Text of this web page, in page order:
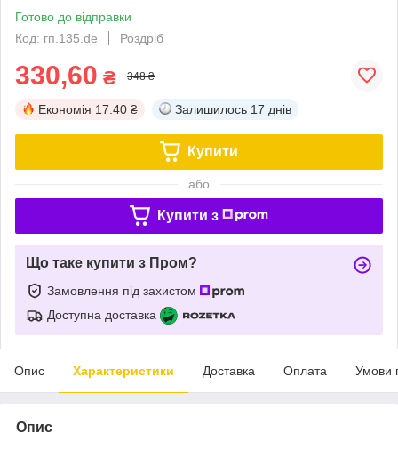
Готово до відправки
Код: гп.135.de
Роздріб
330,60 ₴ 348 ₴
Економія 17.40 ₴ Залишилось 17 днів
Купити
або
Купити з
Що таке купити з Пром?
Замовлення під захистом
Доступна доставка
Опис Характеристики Доставка Оплата Умови
Опис